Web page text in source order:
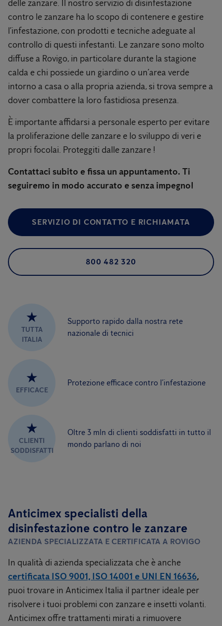
delle zanzare. Il nostro servizio di disinfestazione
contro le zanzare ha lo scopo di contenere e gestire
l’infestazione, con prodotti e tecniche adeguate al
controllo di questi infestanti. Le zanzare sono molto
diffuse a Rovigo, in particolare durante la stagione
calda e chi possiede un giardino o un’area verde
intorno a casa o alla propria azienda, si trova sempre a
dover combattere la loro fastidiosa presenza.
È importante affidarsi a personale esperto per evitare
la proliferazione delle zanzare e lo sviluppo di veri e
propri focolai. Proteggiti dalle zanzare !
Contattaci subito e fissa un appuntamento. Ti
seguiremo in modo accurato e senza impegno!
SERVIZIO DI CONTATTO E RICHIAMATA
800 482 320
★
TUTTA
ITALIA
Supporto rapido dalla nostra rete
nazionale di tecnici
★
EFFICACE
Protezione efficace contro l’infestazione
★
CLIENTI
SODDISFATTI
Oltre 3 mln di clienti soddisfatti in tutto il
mondo parlano di noi
Anticimex specialisti della
disinfestazione contro le zanzare
AZIENDA SPECIALIZZATA E CERTIFICATA A ROVIGO
In qualità di azienda specializzata che è anche
certificata ISO 9001, ISO 14001 e UNI EN 16636,
puoi trovare in Anticimex Italia il partner ideale per
risolvere i tuoi problemi con zanzare e insetti volanti.
Anticimex offre trattamenti mirati a rimuovere